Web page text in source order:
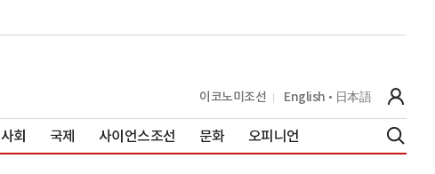
이코노미조선 English 日本語
사회 국제 사이언스조선 문화 오피니언